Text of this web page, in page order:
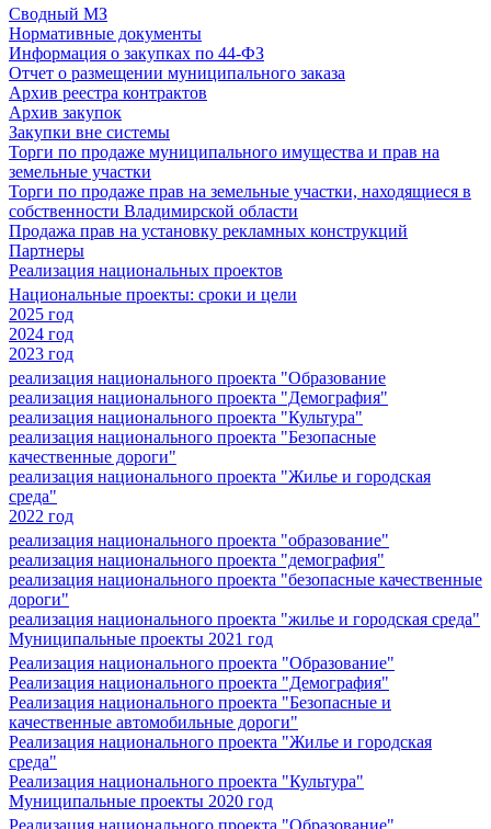
Сводный МЗ
Нормативные документы
Информация о закупках по 44-ФЗ
Отчет о размещении муниципального заказа
Архив реестра контрактов
Архив закупок
Закупки вне системы
Торги по продаже муниципального имущества и прав на
земельные участки
Торги по продаже прав на земельные участки, находящиеся в
собственности Владимирской области
Продажа прав на установку рекламных конструкций
Партнеры
Реализация национальных проектов
Национальные проекты: сроки и цели
2025 год
2024 год
2023 год
реализация национального проекта "Образование
реализация национального проекта "Демография"
реализация национального проекта "Культура"
реализация национального проекта "Безопасные
качественные дороги"
реализация национального проекта "Жилье и городская
среда"
2022 год
реализация национального проекта "образование"
реализация национального проекта "демография"
реализация национального проекта "безопасные качественные
дороги"
реализация национального проекта "жилье и городская среда"
Муниципальные проекты 2021 год
Реализация национального проекта "Образование"
Реализация национального проекта "Демография"
Реализация национального проекта "Безопасные и
качественные автомобильные дороги"
Реализация национального проекта "Жилье и городская
среда"
Реализация национального проекта "Культура"
Муниципальные проекты 2020 год
Реализация национального проекта "Образование"